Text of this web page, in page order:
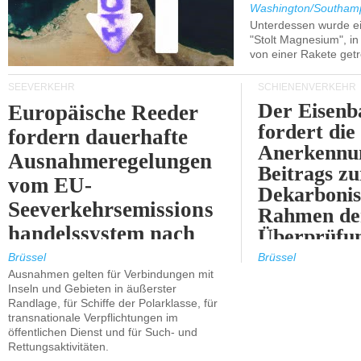
Washington/
Unterdessen wurde
"Stolt Magnesium",
von einer Rakete
SEEVERKEHR
Europäische Reeder
fordern dauerhafte
Ausnahmeregelungen
vom EU-
Seeverkehrsemissions
handelssystem nach
2030.
Brüssel
Ausnahmen gelten für Verbindungen mit
Inseln und Gebieten in äußerster
Randlage, für Schiffe der Polarklasse, für
transnationale Verpflichtungen im
öffentlichen Dienst und für Such- und
Rettungsaktivitäten.
SCHIENENVERKEHR
Der
fordert die
Beitrags
Rahmen
ETS.
Brüssel